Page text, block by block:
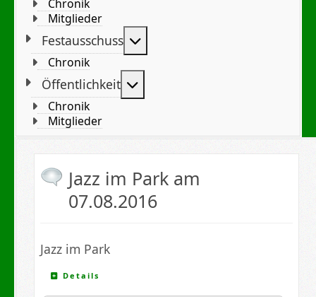
Chronik
Mitglieder
Festausschuss
Chronik
Öffentlichkeit
Chronik
Mitglieder
Jazz im Park am
07.08.2016
Jazz im Park
Details